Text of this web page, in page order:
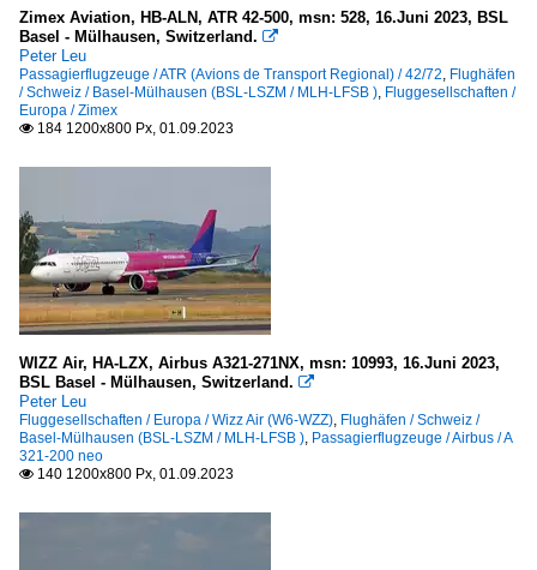
Zimex Aviation, HB-ALN, ATR 42-500, msn: 528, 16.Juni 2023, BSL
Basel - Mülhausen, Switzerland. 
Peter Leu
Passagierflugzeuge / ATR (Avions de Transport Regional) / 42/72, Flughäfen
/ Schweiz / Basel-Mülhausen (BSL-LSZM / MLH-LFSB ), Fluggesellschaften /
Europa / Zimex
 184 1200x800 Px, 01.09.2023
WIZZ Air, HA-LZX, Airbus A321-271NX, msn: 10993, 16.Juni 2023,
BSL Basel - Mülhausen, Switzerland. 
Peter Leu
Fluggesellschaften / Europa / Wizz Air (W6-WZZ), Flughäfen / Schweiz /
Basel-Mülhausen (BSL-LSZM / MLH-LFSB ), Passagierflugzeuge / Airbus / A
321-200 neo
 140 1200x800 Px, 01.09.2023